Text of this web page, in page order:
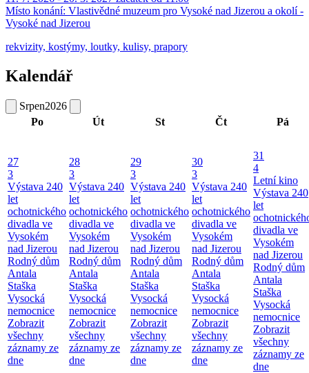
Místo konání: Vlastivědné muzeum pro Vysoké nad Jizerou a okolí -
Vysoké nad Jizerou
rekvizity, kostýmy, loutky, kulisy, prapory
Kalendář
Srpen2026
Po
Út St Čt Pá
27
3
Výstava 240
let
ochotnického
divadla ve
Vysokém
nad Jizerou
Rodný dům
Antala
Staška
Vysocká
nemocnice
Zobrazit
všechny
záznamy ze
dne
28
3
Výstava 240
let
ochotnického
divadla ve
Vysokém
nad Jizerou
Rodný dům
Antala
Staška
Vysocká
nemocnice
Zobrazit
všechny
záznamy ze
dne
29
3
Výstava 240
let
ochotnického
divadla ve
Vysokém
nad Jizerou
Rodný dům
Antala
Staška
Vysocká
nemocnice
Zobrazit
všechny
záznamy ze
dne
30
3
Výstava 240
let
ochotnického
divadla ve
Vysokém
nad Jizerou
Rodný dům
Antala
Staška
Vysocká
nemocnice
Zobrazit
všechny
záznamy ze
dne
31
4
Letní kino
Výstava 240
let
divadla ve
Vysokém
nad Jizerou
Rodný dům
Antala
Staška
Vysocká
nemocnice
Zobrazit
všechny
záznamy ze
dne